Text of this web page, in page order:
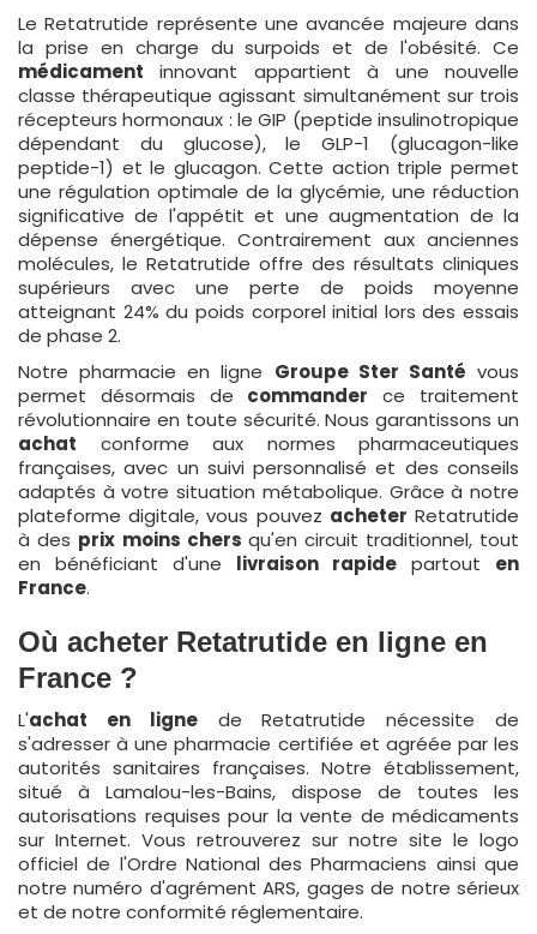
Le Retatrutide représente une avancée majeure dans
la prise en charge du surpoids et de l'obésité. Ce
médicament innovant appartient à une nouvelle
classe thérapeutique agissant simultanément sur trois
récepteurs hormonaux : le GIP (peptide insulinotropique
dépendant du glucose), le GLP-1 (glucagon-like
peptide-1) et le glucagon. Cette action triple permet
une régulation optimale de la glycémie, une réduction
significative de l'appétit et une augmentation de la
dépense énergétique. Contrairement aux anciennes
molécules, le Retatrutide offre des résultats cliniques
supérieurs avec une perte de poids moyenne
atteignant 24% du poids corporel initial lors des essais
de phase 2.
Notre pharmacie en ligne Groupe Ster Santé vous
permet désormais de commander ce traitement
révolutionnaire en toute sécurité. Nous garantissons un
achat conforme aux normes pharmaceutiques
françaises, avec un suivi personnalisé et des conseils
adaptés à votre situation métabolique. Grâce à notre
plateforme digitale, vous pouvez acheter Retatrutide
à des prix moins chers qu'en circuit traditionnel, tout
en bénéficiant d'une livraison rapide partout en
France.
Où acheter Retatrutide en ligne en
France ?
L'achat en lignede Retatrutide nécessite de
s'adresser à une pharmacie certifiée et agréée par les
autorités sanitaires françaises. Notre établissement,
situé à Lamalou-les-Bains, dispose de toutes les
autorisations requises pour la vente de médicaments
sur Internet. Vous retrouverez sur notre site le logo
officiel de l'Ordre National des Pharmaciens ainsi que
notre numéro d'agrément ARS, gages de notre sérieux
et de notre conformité réglementaire.